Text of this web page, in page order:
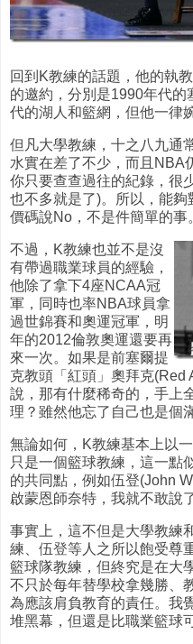
回到K教練的話題，他的執
的邀約，分別是1990年代
代的湖人和籃網，但他一律
但凡大學教練，十之八九通
水實在差了不少，而且NBA
你只要查查過往的紀錄，很
也不多就是了)。所以，能
價碼說No，不是件簡單的事
不過，K教練也並不是沒
有帶過職業球員的經驗，
他除了拿下4座NCAA冠
軍，同時也率NBA球員拿
過世錦賽和奧運冠軍，明
年的2012倫敦奧運還要再
來一次。如果是前塞爾提
克教頭「紅頭」奧拜克(Red
說，那有什麼稀奇的，手上
理？雖然他忘了自己也是個
無論如何，K教練基本上以
只是一個籃球教練，這一點
的共同點，例如伍登(John
啟蒙恩師奈特，我就不敢說了
事實上，這不但是大學教練
練、伍登等人之所以飽受尊
籃球隊教練，但終究是在大
不只於每年替學校拿幾勝、
為應該肩負教育的責任。我
堆黑幕，但還是比職業籃球